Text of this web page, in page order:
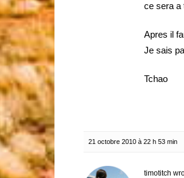
ce sera a
Apres il
Je sais
Tchao
21 octobre 2010 à 22 h 53 min
timotitch